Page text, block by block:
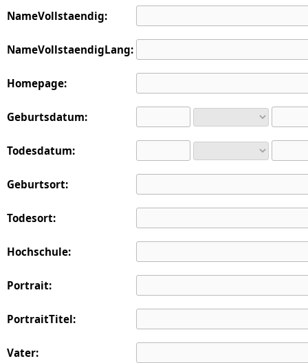
NameVollstaendig:
NameVollstaendigLang:
Homepage:
Geburtsdatum:
Todesdatum:
Geburtsort:
Todesort:
Hochschule:
Portrait:
PortraitTitel:
Vater: